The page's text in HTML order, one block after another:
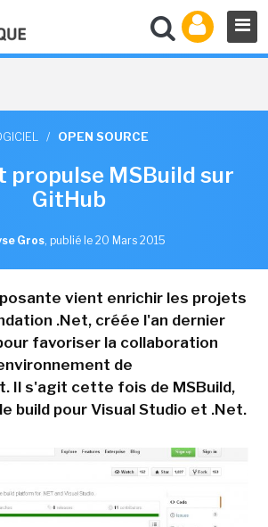
/ OPEN SOURCE
propulse MSBuild sur
GitHub
Gros, publié le 20 Mars 2015
vient enrichir les projets
.Net, créée l'an dernier
favoriser la collaboration
de
Il s'agit cette fois de MSBuild,
build pour Visual Studio et .Net.